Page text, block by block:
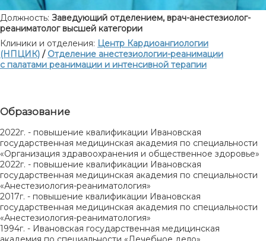
Должность: Заведующий отделением, врач-анестезиолог-
реаниматолог высшей категории
Клиники и отделения: Центр Кардиоангиологии
(НПЦИК) / Отделение анестезиологии-реанимации
с палатами реанимации и интенсивной терапии
Образование
2022г. - повышение квалификации Ивановская
государственная медицинская академия по специальности
«Организация здравоохранения и общественное здоровье»
2022г. - повышение квалификации Ивановская
государственная медицинская академия по специальности
«Анестезиология-реаниматология»
2017г. - повышение квалификации Ивановская
государственная медицинская академия по специальности
«Анестезиология-реаниматология»
1994г. - Ивановская государственная медицинская